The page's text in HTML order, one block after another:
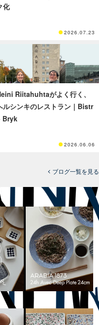
化
2026.07.23
Riitahuhtaがよく行く、
ルシンキのレストラン｜Bistr
Bryk
2026.06.06
ブログ一覧を見る